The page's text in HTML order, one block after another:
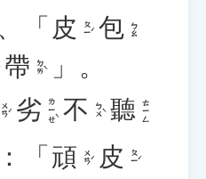
「 皮 ㄆㄧˊ 包 ㄅㄠ
帶 ㄉㄞˋ
」。
ㄨㄢˊ 劣 ㄌㄧㄝˋ 不 ㄅㄨˋ 聽 ㄊㄧㄥ
：「 頑 ㄨㄢˊ 皮 ㄆㄧˊ